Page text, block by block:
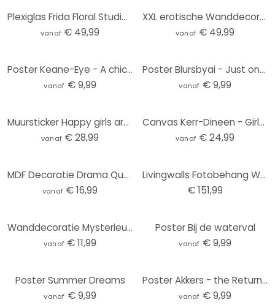
Plexiglas Frida Floral Studio - Twiggy Surprise
vanaf € 49,99
XXL erotische Wanddecoratie
vanaf € 49,99
Poster Keane-Eye - A chick, a click and a curl
vanaf € 9,99
Poster Blursbyai - Just one more Lipstick
vanaf € 9,99
Muursticker Happy girls are the prettiest
vanaf € 28,99
Canvas Kerr-Dineen - Girls Girls Girls
vanaf € 24,99
MDF Decoratie Drama Queen
vanaf € 16,99
Livingwalls Fotobehang Walls by Patel fresco 2
€ 151,99
Wanddecoratie Mysterieuze vrouw met roos - Hülya - Alu-Dibond
vanaf € 11,99
Poster Bij de waterval
vanaf € 9,99
Poster Summer Dreams
vanaf € 9,99
Poster Akkers - the Return of Bettie Page
vanaf € 9,99